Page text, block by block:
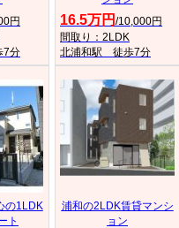
円
7分
16.5万円 /10,000円
間取り：2LDK
北浦和駅 徒歩7分
の1LDK
ト
浦和の2LDK賃貸マンシ
ョン